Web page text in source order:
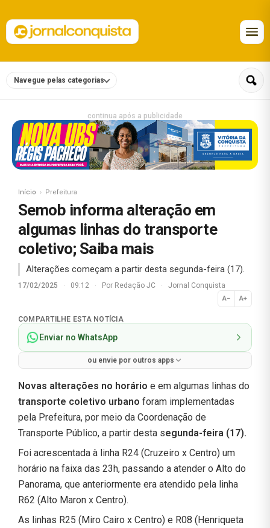
Navegue pelas categorias
continua após a publicidade
Início Prefeitura
Semob informa alteração em
algumas linhas do transporte
coletivo; Saiba mais
Alterações começam a partir desta segunda-feira (17).
17/02/2025 · 09:12 · Por Redação JC · Jornal Conquista
A− A+
Normal
COMPARTILHE ESTA NOTÍCIA
Enviar no WhatsApp
ou envie por outros apps
Novas alterações no horário e em algumas linhas do
transporte coletivo urbano foram implementadas
pela Prefeitura, por meio da Coordenação de
Transporte Público, a partir desta segunda-feira (17).
Foi acrescentada à linha R24 (Cruzeiro x Centro) um
horário na faixa das 23h, passando a atender o Alto do
Panorama, que anteriormente era atendido pela linha
R62 (Alto Maron x Centro).
As linhas R25 (Miro Cairo x Centro) e R08 (Henriqueta